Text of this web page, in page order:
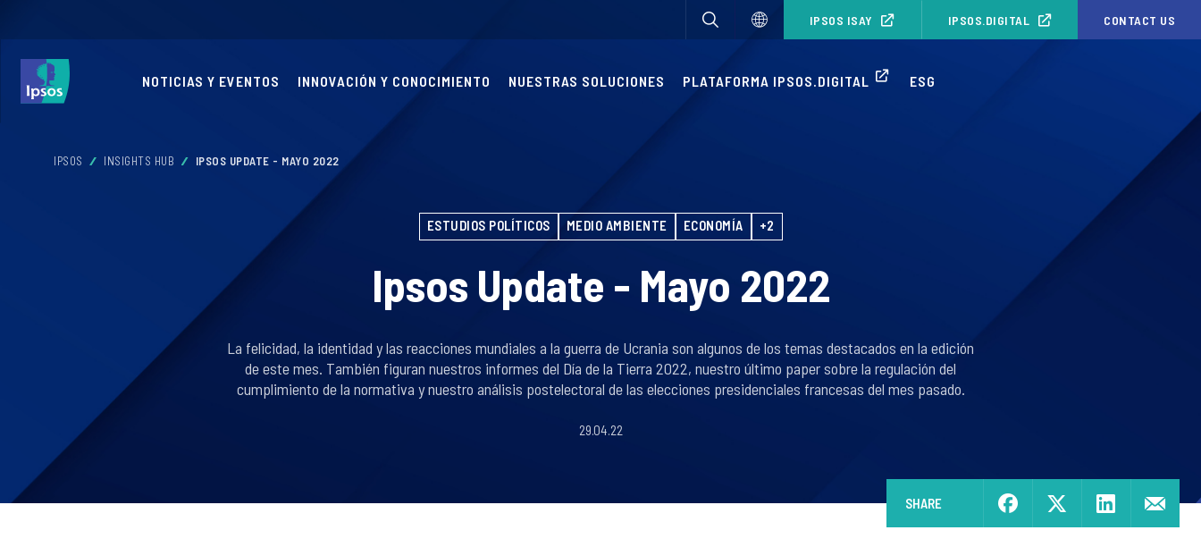
IPSOS ISAY IPSOS.DIGITAL CONTACT US
NOTICIAS Y EVENTOS INNOVACIÓN Y CONOCIMIENTO NUESTRAS SOLUCIONES PLATAFORMA IPSOS.DIGITAL ESG
IPSOS INSIGHTS HUB IPSOS UPDATE - MAYO 2022
ESTUDIOS POLÍTICOS MEDIO AMBIENTE ECONOMÍA +2
Ipsos Update - Mayo 2022
La felicidad, la identidad y las reacciones mundiales a la guerra de Ucrania son algunos de los temas destacados en la edición
de este mes. También figuran nuestros informes del Día de la Tierra 2022, nuestro último paper sobre la regulación del
cumplimiento de la normativa y nuestro análisis postelectoral de las elecciones presidenciales francesas del mes pasado.
29.04.22
SHARE